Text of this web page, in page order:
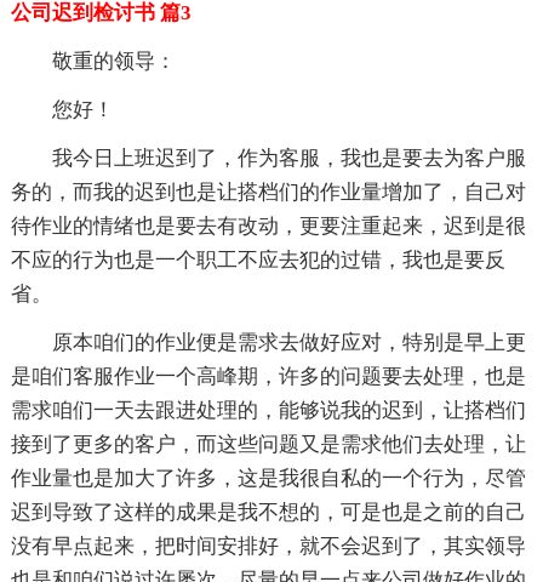
公司迟到检讨书 篇3
敬重的领导：
您好！
我今日上班迟到了，作为客服，我也是要去为客户服
务的，而我的迟到也是让搭档们的作业量增加了，自己对
待作业的情绪也是要去有改动，更要注重起来，迟到是很
不应的行为也是一个职工不应去犯的过错，我也是要反
省。
原本咱们的作业便是需求去做好应对，特别是早上更
是咱们客服作业一个高峰期，许多的问题要去处理，也是
需求咱们一天去跟进处理的，能够说我的迟到，让搭档们
接到了更多的客户，而这些问题又是需求他们去处理，让
作业量也是加大了许多，这是我很自私的一个行为，尽管
迟到导致了这样的成果是我不想的，可是也是之前的自己
没有早点起来，把时间安排好，就不会迟到了，其实领导